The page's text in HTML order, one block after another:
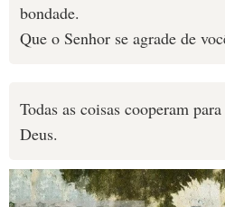
bondade.
Que o Senhor se agrade de
Todas as coisas cooperam
Deus.